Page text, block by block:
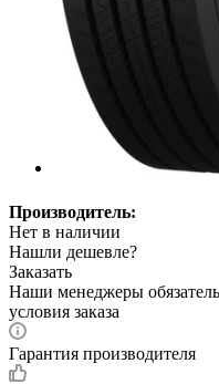
Производитель:
Нет в наличии
Нашли дешевле?
Заказать
Наши менеджеры
условия заказа
Гарантия производителя